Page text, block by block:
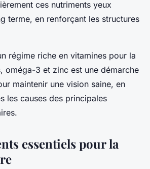
ces nutriments yeux
terme, en renforçant les structures
régime riche en vitamines pour la
oméga-3 et zinc est une démarche
maintenir une vision saine, en
les causes des principales
essentiels pour la